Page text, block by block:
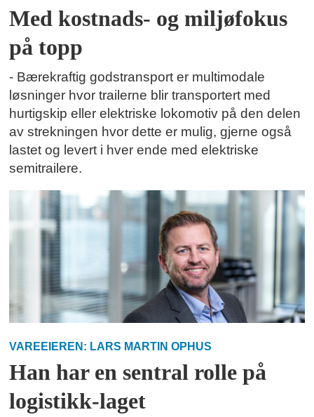
Med kostnads- og miljøfokus
på topp
- Bærekraftig godstransport er multimodale
løsninger hvor trailerne blir transportert med
hurtigskip eller elektriske lokomotiv på den delen
av strekningen hvor dette er mulig, gjerne også
lastet og levert i hver ende med elektriske
semitrailere.
VAREEIEREN: LARS MARTIN OPHUS
Han har en sentral rolle på
logistikk-laget